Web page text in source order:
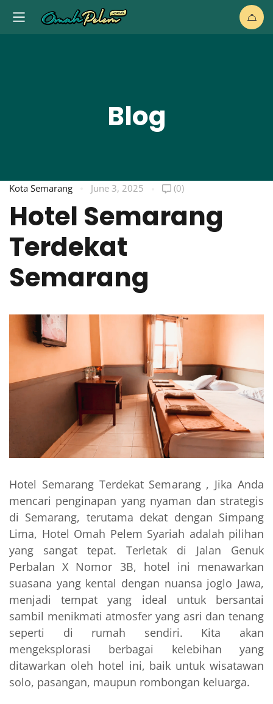
Blog
Kota Semarang June 3, 2025 (0)
Hotel Semarang
Terdekat
Semarang
Hotel Semarang Terdekat Semarang , Jika Anda
mencari penginapan yang nyaman dan strategis
di Semarang, terutama dekat dengan Simpang
Lima, Hotel Omah Pelem Syariah adalah pilihan
yang sangat tepat. Terletak di Jalan Genuk
Perbalan X Nomor 3B, hotel ini menawarkan
suasana yang kental dengan nuansa joglo Jawa,
menjadi tempat yang ideal untuk bersantai
sambil menikmati atmosfer yang asri dan tenang
seperti di rumah sendiri. Kita akan
mengeksplorasi berbagai kelebihan yang
ditawarkan oleh hotel ini, baik untuk wisatawan
solo, pasangan, maupun rombongan keluarga.